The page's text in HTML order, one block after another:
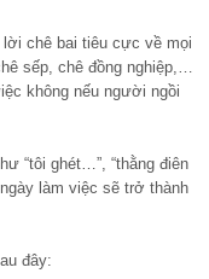
chê bai tiêu cực về mọi
sếp, chê đồng nghiệp,…
không nếu người ngồi
“tôi ghét…”, “thằng điên
làm việc sẽ trở thành
đây: